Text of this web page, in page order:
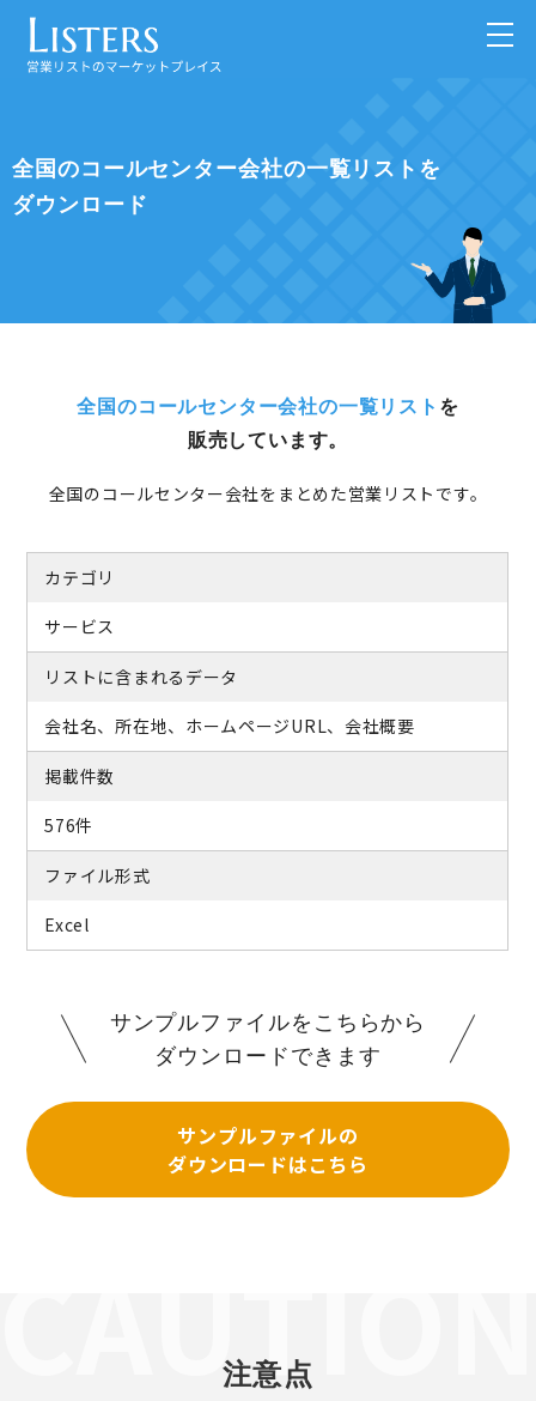
全国のコールセンター会社の一覧リストを
ダウンロード
全国のコールセンター会社の一覧リスト を
販売しています。
全国のコールセンター会社をまとめた営業リストです。
カテゴリ
サービス
リストに含まれるデータ
会社名、所在地、ホームページURL、会社概要
掲載件数
576件
ファイル形式
Excel
サンプルファイルをこちらから
ダウンロードできます
サンプルファイルの
ダウンロードはこちら
注意点